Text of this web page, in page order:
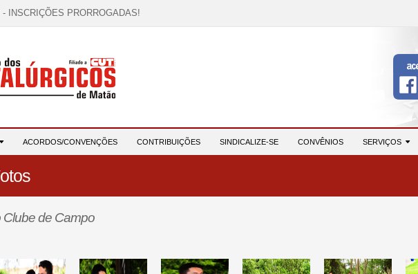
- INSCRIÇÕES PRORROGADAS!
- Increva-se! Link na descrição!
- DATA-BASE 2026: HORA DE UNIÃO E MOBILIZAÇÃO!
ACORDOS/CONVENÇÕES CONTRIBUIÇÕES SINDICALIZE-SE CONVÊNIOS SERVIÇOS
de Campo